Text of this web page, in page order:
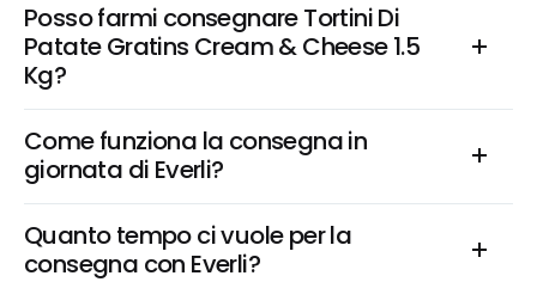
Posso farmi consegnare Tortini Di
Patate Gratins Cream & Cheese 1.5
Kg?
Come funziona la consegna in
giornata di Everli?
Quanto tempo ci vuole per la
consegna con Everli?